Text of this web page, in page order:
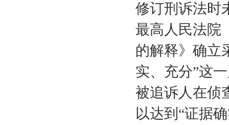
修订刑诉法时
最高人民法院
的解释》确立
实、充分”这
被追诉人在侦
以达到“证据